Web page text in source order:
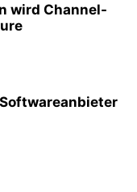
wird Channel-